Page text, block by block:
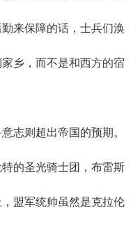
来保障的话，士兵们涣
乡，而不是和西方的宿
则超出帝国的预期。
的圣光骑士团，布雷斯
盟军统帅虽然是克拉伦